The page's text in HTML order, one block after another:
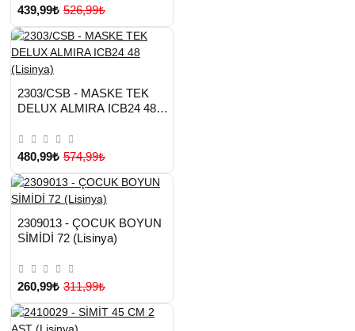
439,99₺ 526,99₺
TESLİMAT
2303/CSB - MASKE TEK
DELUX ALMIRA ICB24 48
480,99₺ 574,99₺
TESLİMAT
2309013 - ÇOCUK BOYUN
SİMİDİ 72 (Lisinya)
260,99₺ 311,99₺